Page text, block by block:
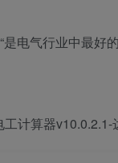
“是电气行业中最好